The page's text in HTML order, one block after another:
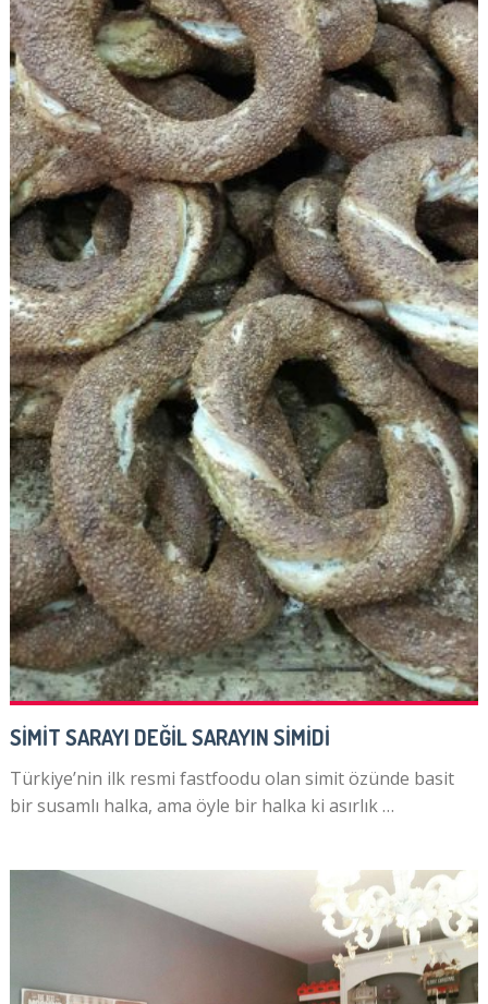
SİMİT SARAYI DEĞİL SARAYIN SİMİDİ
Türkiye’nin ilk resmi fastfoodu olan simit özünde basit
bir susamlı halka, ama öyle bir halka ki asırlık …